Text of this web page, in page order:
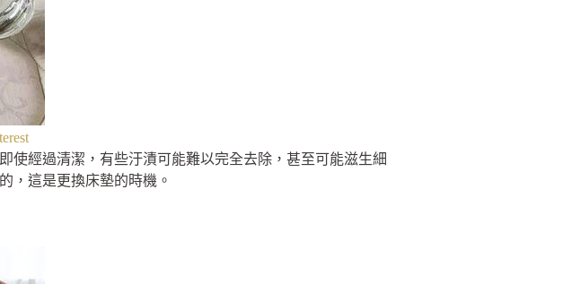
使經過清潔，有些汙漬可能難以完全去除，甚至可能滋生細
，這是更換床墊的時機。